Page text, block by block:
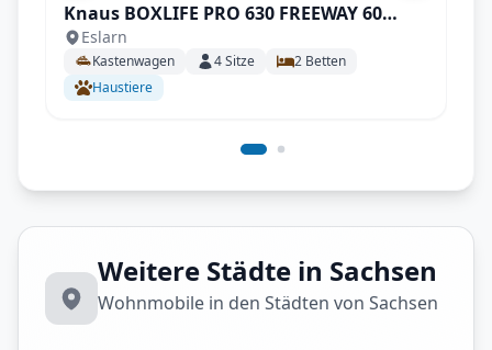
Knaus BOXLIFE PRO 630 FREEWAY 60
YEARS KNAUS mit AHK uvm.
Eslarn
Kastenwagen 4Sitze 2 Betten
Haustiere
Weitere Städte in Sachsen
Wohnmobile in den Städten von Sachsen